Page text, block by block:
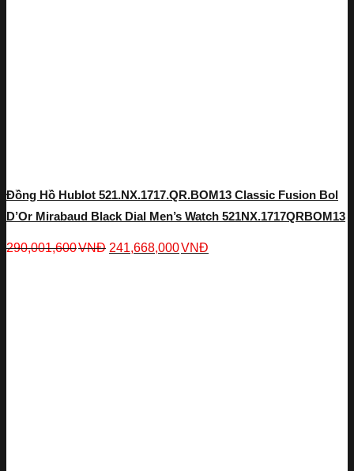
Đồng Hồ Hublot 521.NX.1717.QR.BOM13 Classic Fusion Bol
D’Or Mirabaud Black Dial Men’s Watch 521NX.1717QRBOM13
290,001,600VNĐ 241,668,000VNĐ